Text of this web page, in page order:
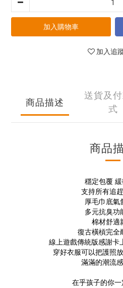
加入購物車
加入追
商品描述
送貨及
式
商品
穩定包覆
支持所有追
厚毛巾底氣
多元抗臭功
棉材舒適
復古橫槓完全
線上遊戲傳統版感謝卡
穿好衣服可以把護照
滿滿的潮流
在乎孩子的你一